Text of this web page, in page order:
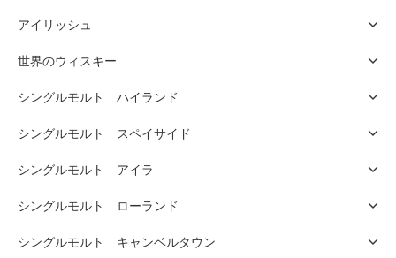
アイリッシュ
世界のウィスキー
シングルモルト ハイランド
シングルモルト スペイサイド
シングルモルト アイラ
シングルモルト ローランド
シングルモルト キャンベルタウン